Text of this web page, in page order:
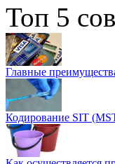
Топ 5
Главные
Кодирование SIT